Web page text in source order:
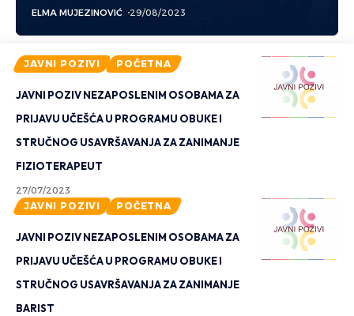
ELMA MUJEZINOVIĆ 29/08/2023
JAVNI POZIVI POČETNA
JAVNI POZIV NEZAPOSLENIM OSOBAMA ZA
PRIJAVU UČEŠĆA U PROGRAMU OBUKE I
STRUČNOG USAVRŠAVANJA ZA ZANIMANJE
FIZIOTERAPEUT
27/07/2023
JAVNI POZIVI POČETNA
JAVNI POZIV NEZAPOSLENIM OSOBAMA ZA
PRIJAVU UČEŠĆA U PROGRAMU OBUKE I
STRUČNOG USAVRŠAVANJA ZA ZANIMANJE
BARIST